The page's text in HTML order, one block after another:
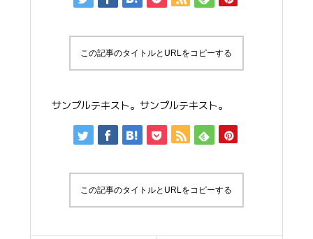
この記事のタイトルとURLをコピーする
サンプルテキスト。サンプルテキスト。
この記事のタイトルとURLをコピーする